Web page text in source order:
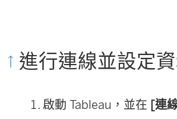
進行連線並設定
啟動 Tableau，並在 [連